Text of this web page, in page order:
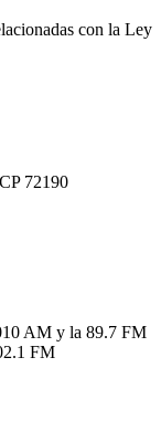
con la Ley
72190
AM y la 89.7 FM
FM